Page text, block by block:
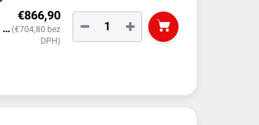
/
€866,90
(€704,80 bez
DPH)
+
−